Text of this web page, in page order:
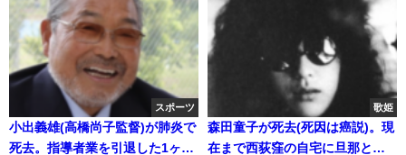
スポーツ
小出義雄(高橋尚子監督)が肺炎で
死去。指導者業を引退した1ヶ月
歌姫
森田童子が死去(死因は癌説)。現
在まで西荻窪の自宅に旦那と子